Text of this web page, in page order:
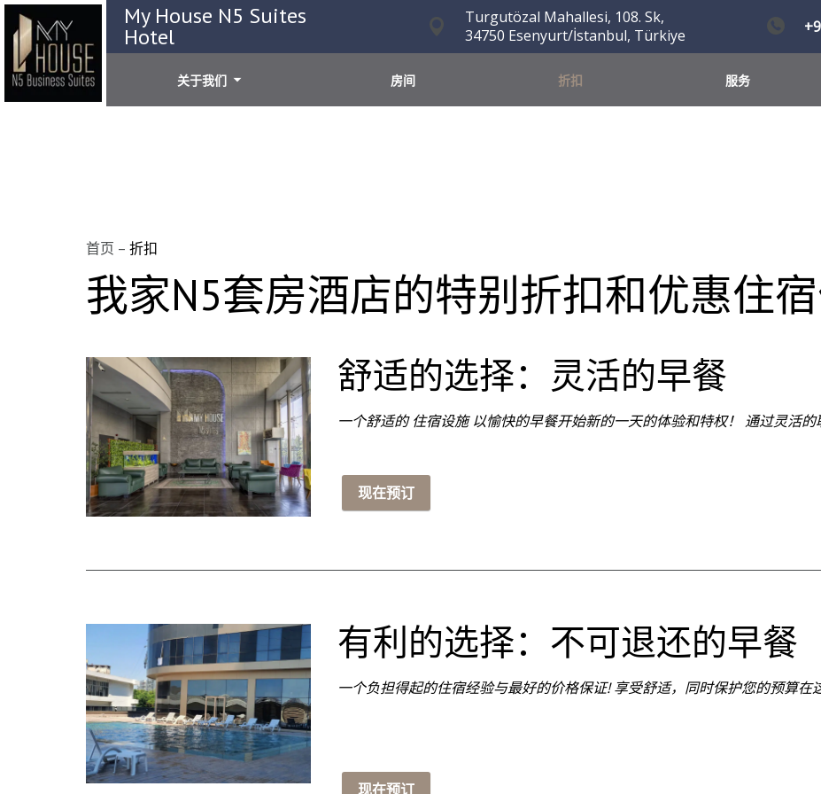
My House N5 Suites
Hotel
Turgutözal Mahallesi, 108. Sk,
34750 Esenyurt/İstanbul, Türkiye
关于我们 房间 折扣 服务
首页 – 折扣
我家N5套房酒店的特别折扣和优惠住
舒适的选择：灵活的早餐
一个舒适的住宿设施 以愉快的早餐开始新的一天的体验和特权！ 通过灵活的
现在预订
有利的选择：不可退还的早餐
一个负担得起的住宿经验与最好的价格保证! 享受舒适，同时保护您的预算在
现在预订